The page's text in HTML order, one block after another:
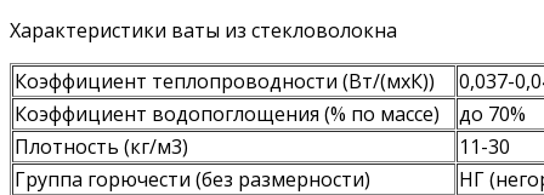
Характеристики ваты из стекловолокна
Коэффициент теплопроводности (Вт/(мхК))
0,037-
Коэффициент водопоглощения (% по массе)
до 70%
Плотность (кг/м3)
11-30
Группа горючести (без размерности)
НГ